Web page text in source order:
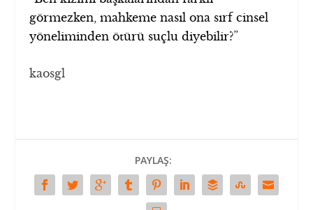
görmezken, mahkeme nasıl ona sırf cinsel
yöneliminden ötürü suçlu diyebilir?”
kaosgl
PAYLAŞ: